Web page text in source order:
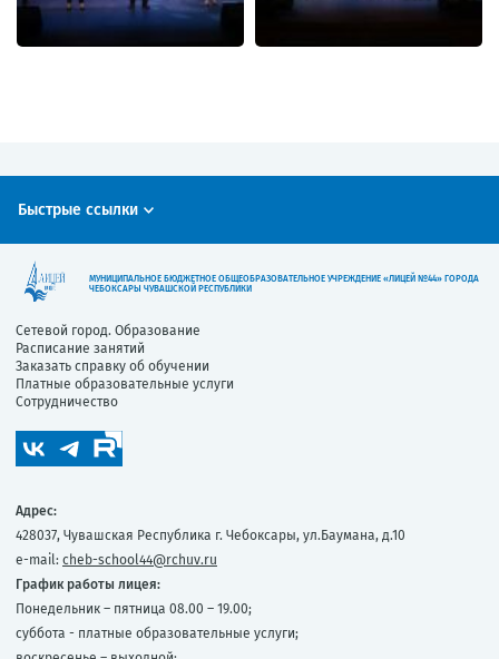
Быстрые ссылки
МУНИЦИПАЛЬНОЕ БЮДЖЕТНОЕ ОБЩЕОБРАЗОВАТЕЛЬНОЕ УЧРЕЖДЕНИЕ «ЛИЦЕЙ №44» ГОРОДА
ЧЕБОКСАРЫ ЧУВАШСКОЙ РЕСПУБЛИКИ
Сетевой город. Образование
Расписание занятий
Заказать справку об обучении
Платные образовательные услуги
Сотрудничество
Адрес:
428037, Чувашская Республика г. Чебоксары, ул.Баумана, д.10
e-mail: cheb-school44@rchuv.ru
График работы лицея:
Понедельник – пятница 08.00 – 19.00;
суббота - платные образовательные услуги;